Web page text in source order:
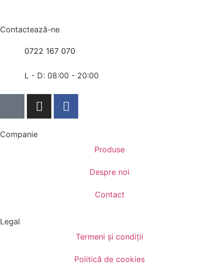
Contactează-ne
0722 167 070
L - D: 08:00 - 20:00
Companie
Produse
Despre noi
Contact
Legal
Termeni și condiții
Politică de cookies